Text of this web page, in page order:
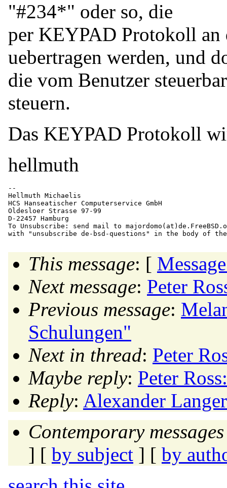
"#234*" oder so, die
per KEYPAD Protokoll an
uebertragen werden, und
die vom Benutzer
steuern.
Das KEYPAD Protokoll
hellmuth
--
Hellmuth Michaelis                                    Tel
HCS Hanseatischer Computerservice GmbH
Oldesloer Strasse 97-99
D-22457 Hamburg
To Unsubscribe: send mail to majordomo(at)de.
This message: [
Next message: Peter
Previous message:
Schulungen"
Next in thread: Peter
Maybe reply: Peter
Reply: Alexander
Contemporary
] [ by subject ] [ by